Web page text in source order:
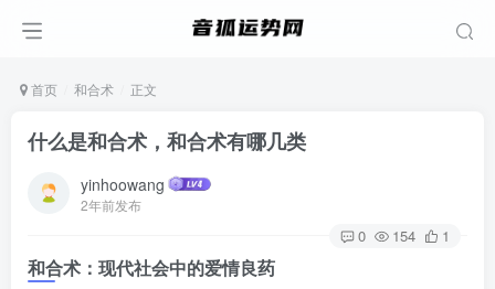
首页 和合术 正文
什么是和合术，和合术有哪几类
yinhoowang
2年前发布
0 154 1
和合术：现代社会中的爱情良药